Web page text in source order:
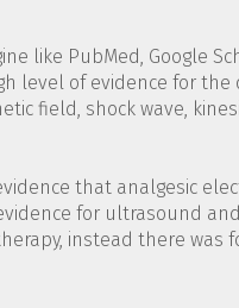
like PubMed, Google
level of evidence for
field, shock wave,
that analgesic
for ultrasound
instead there was